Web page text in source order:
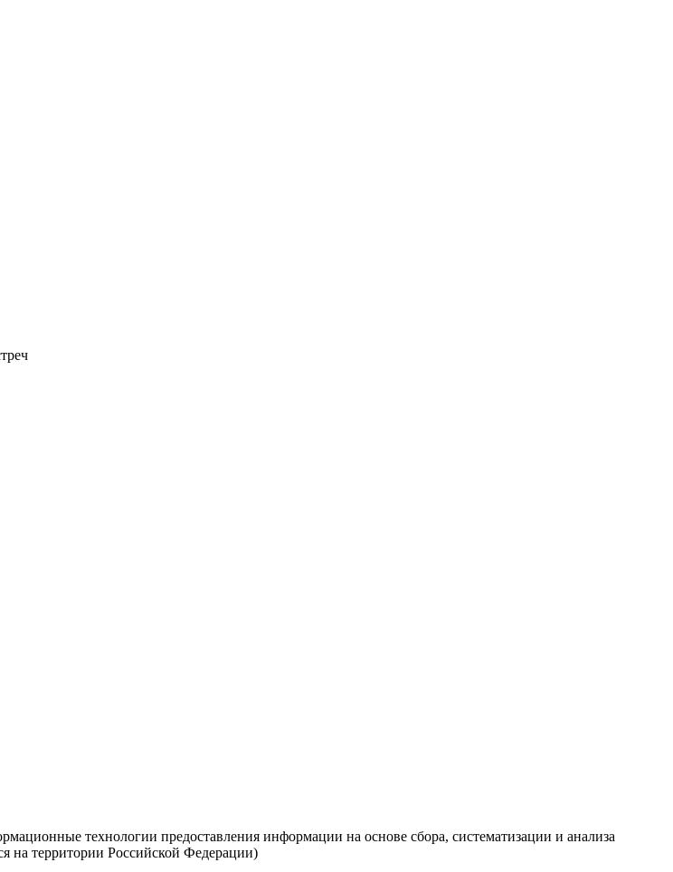
технологии предоставления информации на основе сбора, систематизации и анализа
на территории Российской Федерации)